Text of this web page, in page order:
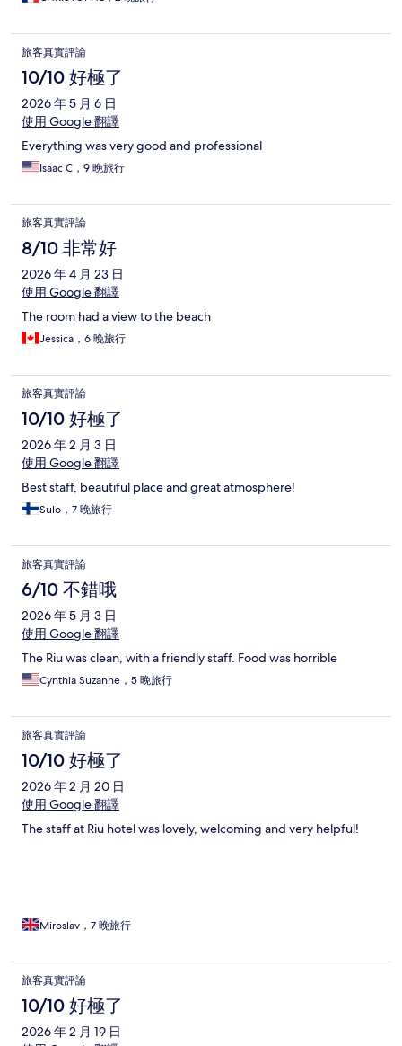
旅客真實評論
10/10 好極了
2026 年 5 月 6 日
使用 Google 翻譯
Everything was very good and professional
Isaac C，9 晚旅行
旅客真實評論
8/10 非常好
2026 年 4 月 23 日
使用 Google 翻譯
The room had a view to the beach
Jessica，6 晚旅行
旅客真實評論
10/10 好極了
2026 年 2 月 3 日
使用 Google 翻譯
Best staff, beautiful place and great atmosphere!
Sulo，7 晚旅行
旅客真實評論
6/10 不錯哦
2026 年 5 月 3 日
使用 Google 翻譯
The Riu was clean, with a friendly staff. Food was horrible
Cynthia Suzanne，5 晚旅行
旅客真實評論
10/10 好極了
2026 年 2 月 20 日
使用 Google 翻譯
The staff at Riu hotel was lovely, welcoming and very helpful!
Miroslav，7 晚旅行
旅客真實評論
10/10 好極了
2026 年 2 月 19 日